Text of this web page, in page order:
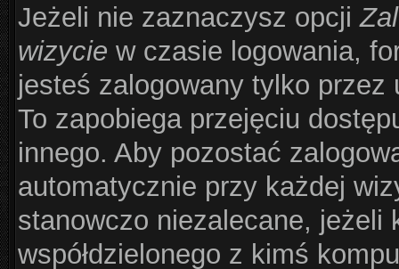
Jeżeli nie zaznaczysz opcji
wizycie w czasie logowania,
jesteś zalogowany tylko
To zapobiega przejęciu
innego. Aby pozostać
automatycznie przy każdej
stanowczo niezalecane, jeżeli
współdzielonego z kimś